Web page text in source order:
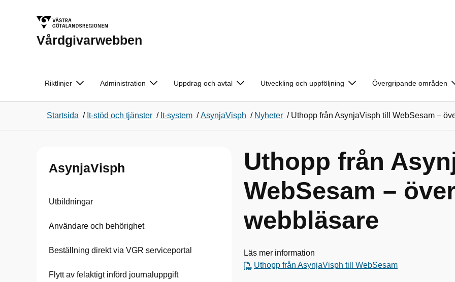
Vårdgivarwebben
Riktlinjer Administration Uppdrag och avtal Utveckling och uppföljning Övergripande områden
Startsida / It-stöd och tjänster / It-system /AsynjaVisph / Nyheter / Uthopp från AsynjaVisph till WebSesam –
AsynjaVisph
Utbildningar
Användare och behörighet
Beställning direkt via VGR serviceportal
Flytt av felaktigt införd journaluppgift
Uthopp från
WebSesam –
webbläsare
Läs mer information
Uthopp från AsynjaVisph till WebSesam